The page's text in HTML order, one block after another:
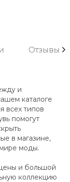
Отзывы
и
каталоге
всех типов
помогут
в магазине,
моды.
и большой
коллекцию